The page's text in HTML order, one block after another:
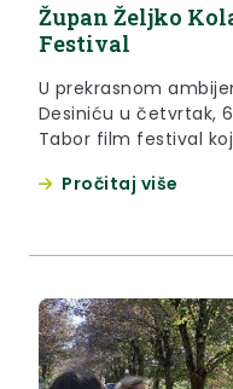
Župan Željko
Festival
U prekrasnom
Desiniću u četvrtak,
Tabor film festival
čuli za Krapinsko-
Pročitaj više